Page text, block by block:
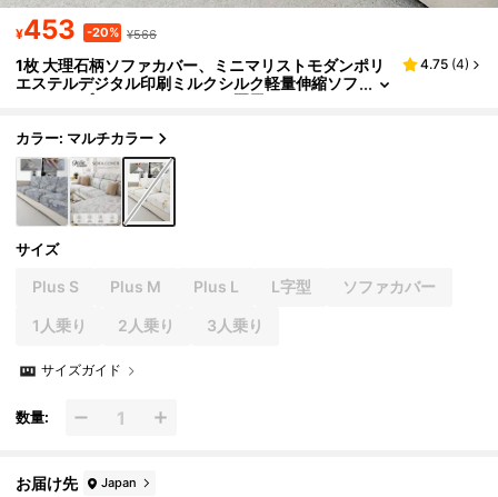
¥453 -20% ¥566
1枚 大理石柄ソファカバー、ミニマリストモダンポリ
エステルデジタル印刷ミルクシルク軽量伸縮ソフ
ァスリップカバー、カジュアル夏用、オールシー
4.75 (4)
カラー: マルチカラー
サイズ
Plus S Plus M Plus L L字型 ソファカバー
1人乗り 2人乗り 3人乗り
サイズガイド
数量:
お届け先 Japan